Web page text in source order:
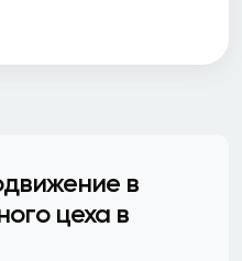
в
цеха в